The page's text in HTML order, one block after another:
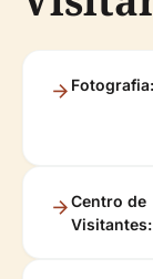
Fotografia:
Centro de
Visitantes: